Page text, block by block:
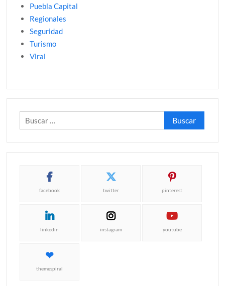
Puebla Capital
Regionales
Seguridad
Turismo
Viral
Buscar:
facebook twitter pinterest
linkedin instagram youtube
themespiral